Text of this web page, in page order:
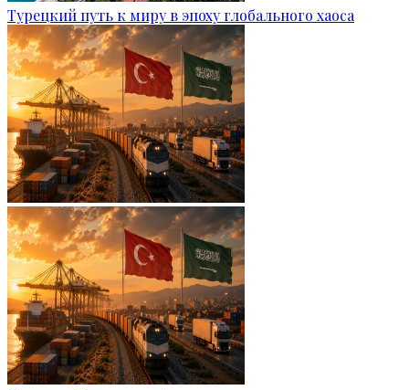
Турецкий путь к миру в эпоху глобального хаоса